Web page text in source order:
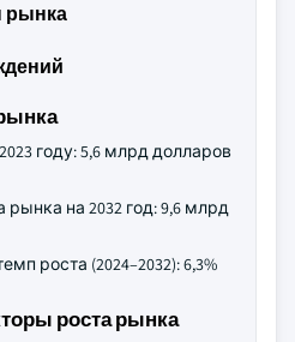
году: 5,6 млрд долларов
на 2032 год: 9,6 млрд
роста (2024–2032): 6,3%
роста рынка